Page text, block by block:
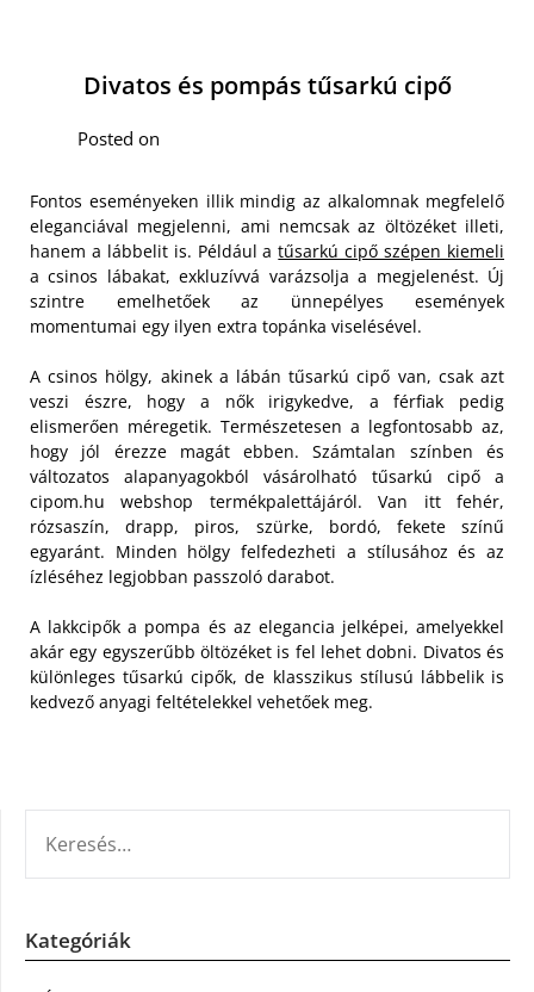
Divatos és pompás tűsarkú cipő
Posted on
Fontos eseményeken illik mindig az alkalomnak megfelelő
eleganciával megjelenni, ami nemcsak az öltözéket illeti,
hanem a lábbelit is. Például atűsarkú cipő szépen kiemeli
a csinos lábakat, exkluzívvá varázsolja a megjelenést. Új
szintre emelhetőek az ünnepélyes események
momentumai egy ilyen extra topánka viselésével.
A csinos hölgy, akinek a lábán tűsarkú cipő van, csak azt
veszi észre, hogy a nők irigykedve, a férfiak pedig
elismerően méregetik. Természetesen a legfontosabb az,
hogy jól érezze magát ebben.Számtalan színben és
változatos alapanyagokból vásárolható tűsarkú cipő a
cipom.hu webshop termékpalettájáról. Van itt fehér,
rózsaszín, drapp, piros, szürke, bordó, fekete színű
egyaránt. Minden hölgy felfedezheti a stílusához és az
ízléséhez legjobban passzoló darabot.
A lakkcipők a pompa és az elegancia jelképei, amelyekkel
akár egy egyszerűbb öltözéket is fel lehet dobni. Divatos és
különleges tűsarkú cipők, de klasszikus stílusú lábbelik is
kedvező anyagi feltételekkel vehetőek meg.
Kategóriák